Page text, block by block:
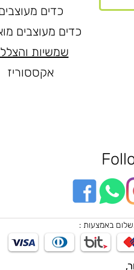
כדים
כדים מעוצבים
שמשיות
אקססוריז
באמצעות :